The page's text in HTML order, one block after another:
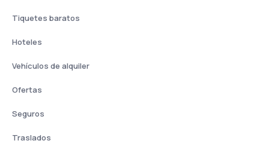
Tiquetes baratos
Hoteles
Vehículos de alquiler
Ofertas
Seguros
Traslados